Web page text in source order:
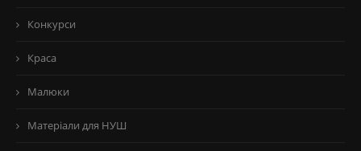
Конкурси
Краса
Малюки
Матеріали для НУШ